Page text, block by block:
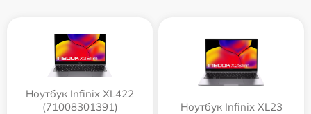
Ноутбук Infinix XL422
(71008301391)
Ноутбук Infinix XL23